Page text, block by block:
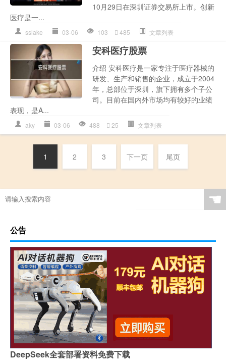
10月29日在深圳证券交易所上市。创新
医疗是一...
sslake 03-06 103 485 文章列表
安科医疗股票
介绍 安科医疗是一家专注于医疗器械的
研发、生产和销售的企业，成立于2004
年，总部位于深圳，旗下拥有多个子公
司。目前在国内外市场均有较好的业绩
表现，是A...
aky 03-06 488 25 文章列表
1 2 3 下一页 尾页
☚
公告
DeepSeek全套部署资料免费下载